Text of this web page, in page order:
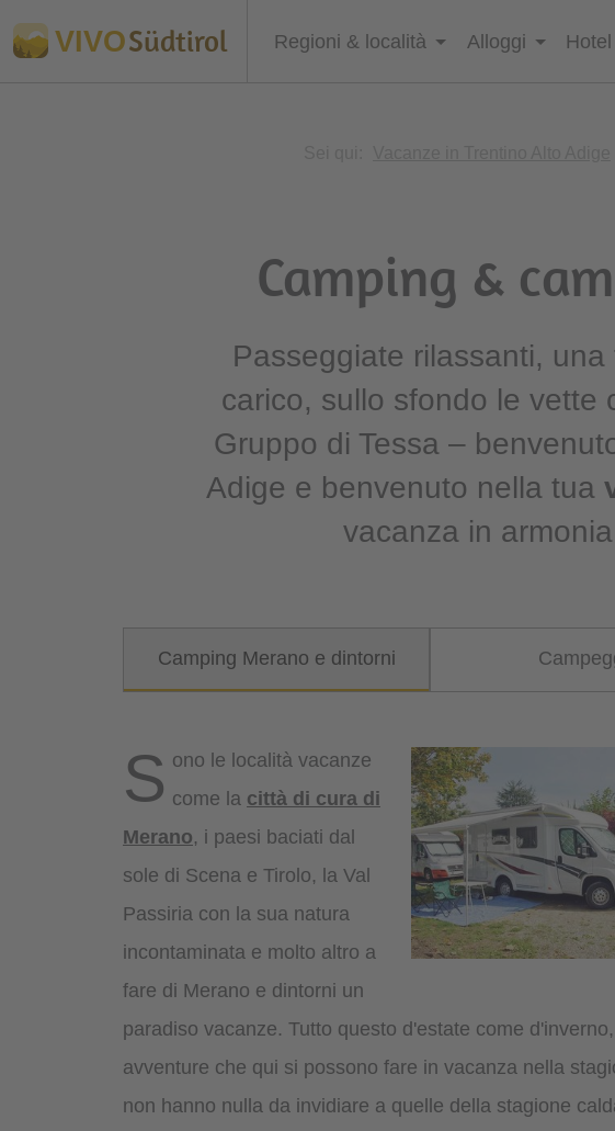
VIVOSüdtirol Regioni & località Alloggi
Camping &
Passeggiate rilassanti,
carico, sullo sfondo le vette
Gruppo di Tessa –
Adige e benvenuto nella tua
vacanza in
Camping Merano e dintorni
S ono le località vacanze
come la città di cura di
Merano, i paesi baciati dal
sole di Scena e Tirolo, la Val
Passiria con la sua natura
incontaminata e molto altro a
fare di Merano e dintorni un
paradiso vacanze. Tutto questo d'estate come
avventure che qui si possono fare in vacanza nella
non hanno nulla da invidiare a quelle della stagione